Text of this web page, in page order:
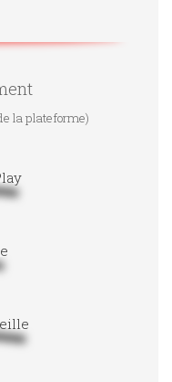
la plateforme)